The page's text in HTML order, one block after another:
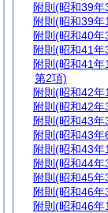
附則 (昭和39年
附則 (昭和39年
附則 (昭和40年
附則 (昭和41年
附則 (昭和41年
第2項)
附則 (昭和42年
附則 (昭和42年
附則 (昭和43年
附則 (昭和43年
附則 (昭和43年
附則 (昭和44年
附則 (昭和45年
附則 (昭和46年
附則 (昭和46年